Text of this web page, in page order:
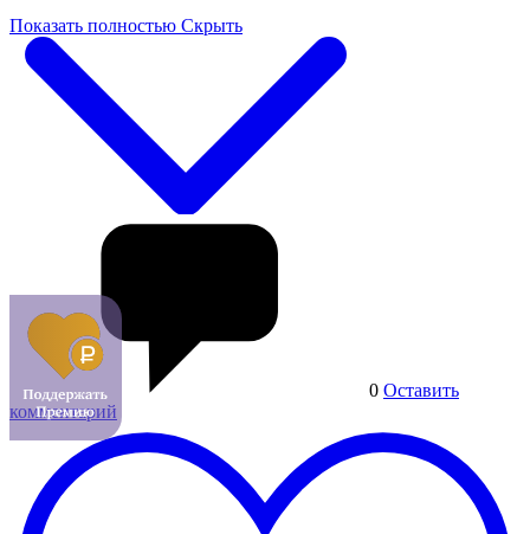
Показать полностью Скрыть
0 Оставить
комментарий